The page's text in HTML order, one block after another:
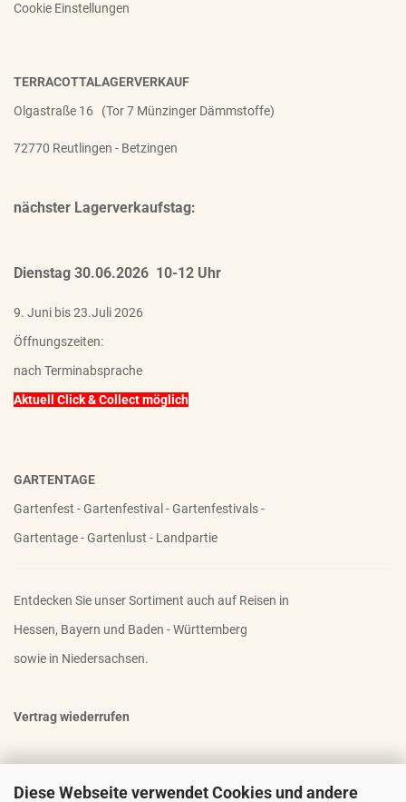
Diese Webseite verwendet Cookies und andere
Cookie Einstellungen
TERRACOTTALAGERVERKAUF
Olgastraße 16 (Tor 7 Münzinger Dämmstoffe)
72770 Reutlingen - Betzingen
nächster Lagerverkaufstag:
Dienstag 30.06.2026 10-12 Uhr
9. Juni bis 23.Juli 2026
Öffnungszeiten:
nach Terminabsprache
Aktuell Click & Collect möglich
GARTENTAGE
Gartenfest - Gartenfestival - Gartenfestivals -
Gartentage - Gartenlust - Landpartie
Entdecken Sie unser Sortiment auch auf Reisen in
Hessen, Bayern und Baden - Württemberg
sowie in Niedersachsen.
Vertrag wiederrufen
OTTO - DER FAMOSE STAUDENHALTER